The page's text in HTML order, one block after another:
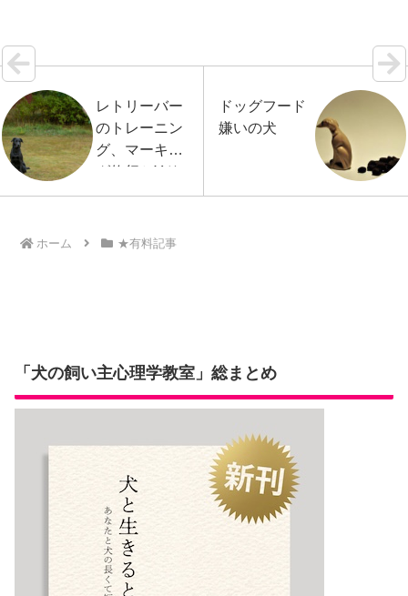
レトリーバー
のトレーニン
グ、マーキン
グ修行とYド
リル
ドッグフード
嫌いの犬
ホーム ★有料記事
「犬の飼い主心理学教室」総まとめ